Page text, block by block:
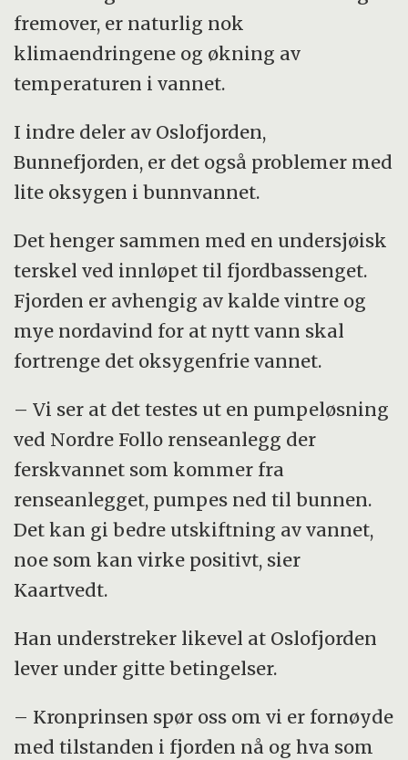
fremover, er naturlig nok
klimaendringene og økning av
temperaturen i vannet.
I indre deler av Oslofjorden,
Bunnefjorden, er det også problemer med
lite oksygen i bunnvannet.
Det henger sammen med en undersjøisk
terskel ved innløpet til fjordbassenget.
Fjorden er avhengig av kalde vintre og
mye nordavind for at nytt vann skal
fortrenge det oksygenfrie vannet.
– Vi ser at det testes ut en pumpeløsning
ved Nordre Follo renseanlegg der
ferskvannet som kommer fra
renseanlegget, pumpes ned til bunnen.
Det kan gi bedre utskiftning av vannet,
noe som kan virke positivt, sier
Kaartvedt.
Han understreker likevel at Oslofjorden
lever under gitte betingelser.
– Kronprinsen spør oss om vi er fornøyde
med tilstanden i fjorden nå og hva som